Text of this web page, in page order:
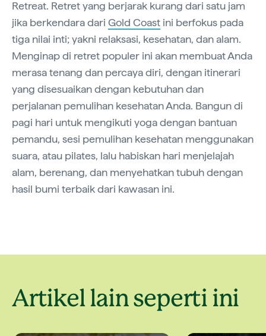
Retreat. Retret yang berjarak kurang dari satu jam
jika berkendara dari Gold Coast ini berfokus pada
tiga nilai inti; yakni relaksasi, kesehatan, dan alam.
Menginap di retret populer ini akan membuat Anda
merasa tenang dan percaya diri, dengan itinerari
yang disesuaikan dengan kebutuhan dan
perjalanan pemulihan kesehatan Anda. Bangun di
pagi hari untuk mengikuti yoga dengan bantuan
pemandu, sesi pemulihan kesehatan menggunakan
suara, atau pilates, lalu habiskan hari menjelajah
alam, berenang, dan menyehatkan tubuh dengan
hasil bumi terbaik dari kawasan ini.
Artikel lain seperti ini